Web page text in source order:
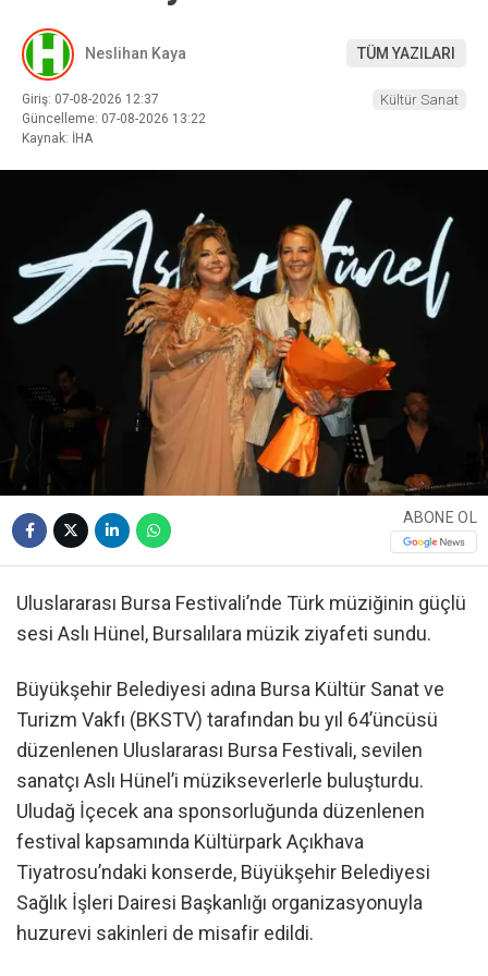
Neslihan Kaya TÜM YAZILARI
Giriş: 07-08-2026 12:37
Güncelleme: 07-08-2026 13:22
Kaynak: İHA
Kültür Sanat
ABONE OL
Uluslararası Bursa Festivali’nde Türk müziğinin güçlü
sesi Aslı Hünel, Bursalılara müzik ziyafeti sundu.
Büyükşehir Belediyesi adına Bursa Kültür Sanat ve
Turizm Vakfı (BKSTV) tarafından bu yıl 64’üncüsü
düzenlenen Uluslararası Bursa Festivali, sevilen
sanatçı Aslı Hünel’i müzikseverlerle buluşturdu.
Uludağ İçecek ana sponsorluğunda düzenlenen
festival kapsamında Kültürpark Açıkhava
Tiyatrosu’ndaki konserde, Büyükşehir Belediyesi
Sağlık İşleri Dairesi Başkanlığı organizasyonuyla
huzurevi sakinleri de misafir edildi.